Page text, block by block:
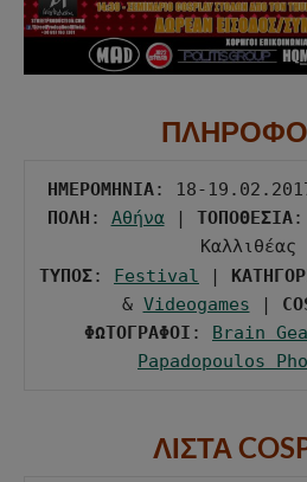
ΗΜΕΡΟΜΗΝΙΑ: 18-
ΠΟΛΗ : Αθήνα | ΤΟΠΟΘΕΣΙΑ:
Καλλιθέας
ΤΥΠΟΣ: Festival |
& Videogames |
ΦΩΤΟΓΡΑΦΟΙ : Brain
Papadopoulos
ΛΙΣΤΑ